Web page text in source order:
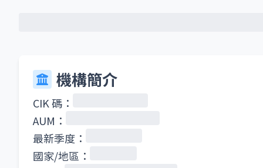
機構簡介
CIK 碼：
AUM：
最新季度：
國家/地區：